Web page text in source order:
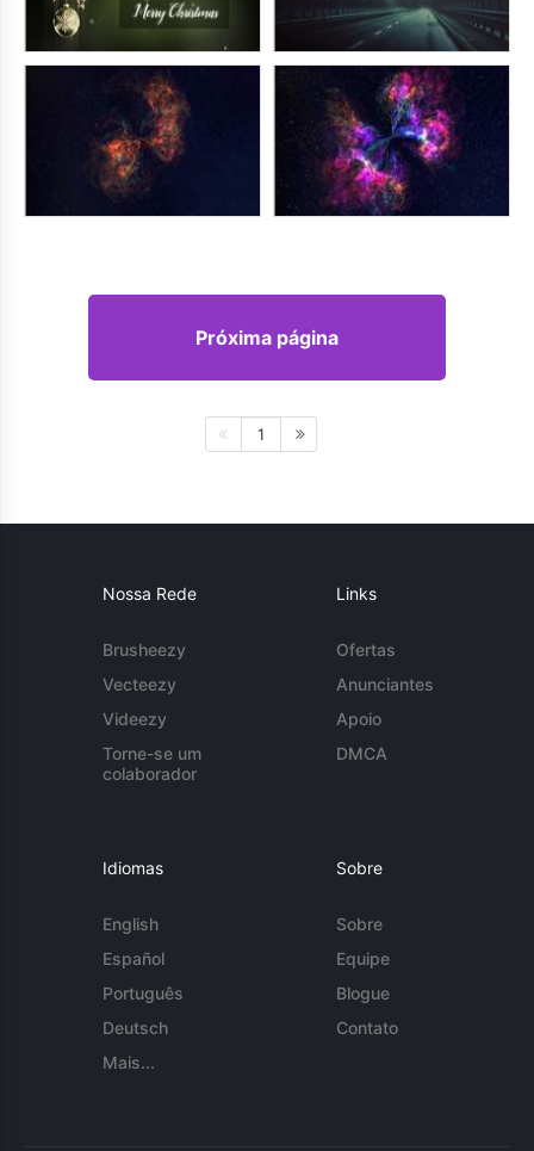
Próxima página
1
Nossa Rede
Brusheezy
Vecteezy
Videezy
Torne-se um
colaborador
Links
Ofertas
Anunciantes
Apoio
DMCA
Idiomas
English
Español
Português
Deutsch
Mais...
Sobre
Sobre
Equipe
Blogue
Contato